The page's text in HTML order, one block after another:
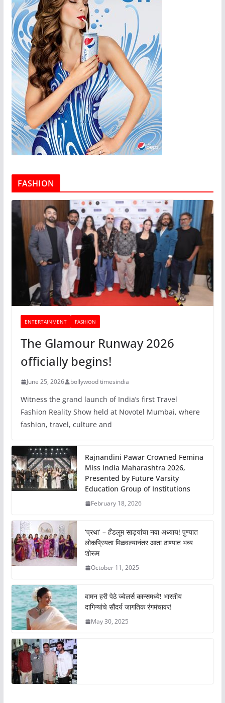
FASHION
ENTERTAINMENT FASHION
The Glamour Runway 2026
officially begins!
June 25, 2026 bollywood timesindia
Witness the grand launch of India’s first Travel
Fashion Reality Show held at Novotel Mumbai, where
fashion, travel, culture and
Rajnandini Pawar Crowned Femina
Miss India Maharashtra 2026,
Presented by Future Varsity
Education Group of Institutions
February 18, 2026
‘प्रथा’ – हँडलूम साड्यांचा नवा अध्याय! पुण्यात
लोकप्रियता मिळवल्यानंतर आता ठाण्यात भव्य
शोरूम
October 11, 2025
वामन हरी पेठे ज्वेलर्स कान्समध्ये! भारतीय
दागिन्यांचे सौंदर्य जागतिक रंगमंचावर!
May 30, 2025